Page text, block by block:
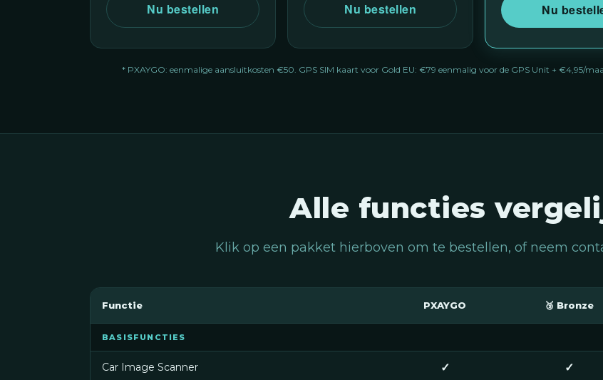
Nu bestellen Nu bestellen Nu
* PXAYGO: eenmalige aansluitkosten €50. GPS SIM kaart voor Gold EU: €79 eenmalig voor de GPS Unit + €4,95/
Alle functies
Klik op een pakket hierboven om te bestellen, of neem
Functie PXAYGO 🥉 Bronze
BASISFUNCTIES
Car Image Scanner ✓ ✓